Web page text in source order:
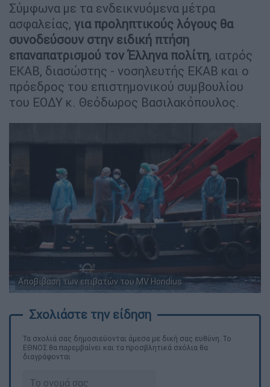
Σύμφωνα με τα ενδεικνυόμενα μέτρα
ασφαλείας, για προληπτικούς λόγους θα
συνοδεύσουν στην ειδική πτήση
επαναπατρισμού τον Έλληνα πολίτη, ιατρός
ΕΚΑΒ, διασώστης - νοσηλευτής ΕΚΑΒ και ο
πρόεδρος του επιστημονικού συμβουλίου
του ΕΟΔΥ κ. Θεόδωρος Βασιλακόπουλος.
Αποβίβαση των επιβατών του MV Hondius
Τα σχολιά σας δημοσιεύονται άμεσα με δική σας ευθύνη. Το
ΕΘΝΟΣ θα παρεμβαίνει και τα προσβλητικά σχόλια θα
διαγράφονται